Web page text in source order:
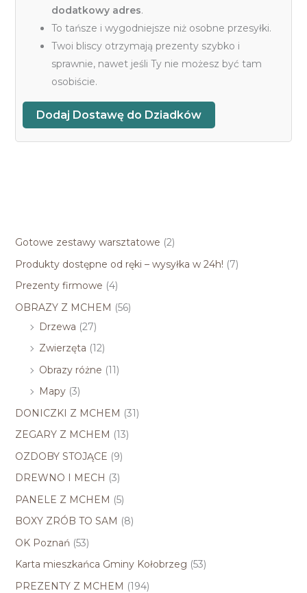
Gotowe zestawy warsztatowe (2)
Produkty dostępne od ręki – wysyłka w 24h! (7)
Prezenty firmowe (4)
OBRAZY Z MCHEM (56)
Drzewa (27)
Zwierzęta (12)
Obrazy różne (11)
Mapy (3)
DONICZKI Z MCHEM (31)
ZEGARY Z MCHEM (13)
OZDOBY STOJĄCE (9)
DREWNO I MECH (3)
PANELE Z MCHEM (5)
BOXY ZRÓB TO SAM (8)
OK Poznań (53)
Karta mieszkańca Gminy Kołobrzeg (53)
PREZENTY Z MCHEM (194)
dodatkowy adres.
To tańsze i wygodniejsze niż osobne przesyłki.
Twoi bliscy otrzymają prezenty szybko i
sprawnie, nawet jeśli Ty nie możesz być tam
osobiście.
Dodaj Dostawę do Dziadków